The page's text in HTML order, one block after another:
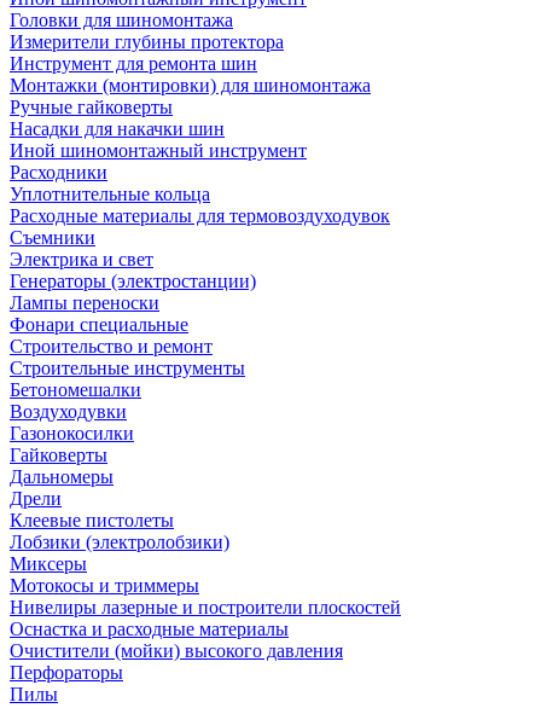
Головки для шиномонтажа
Измерители глубины протектора
Инструмент для ремонта шин
Монтажки (монтировки) для шиномонтажа
Ручные гайковерты
Насадки для накачки шин
Иной шиномонтажный инструмент
Расходники
Уплотнительные кольца
Расходные материалы для термовоздуходувок
Съемники
Электрика и свет
Генераторы (электростанции)
Лампы переноски
Фонари специальные
Строительство и ремонт
Строительные инструменты
Бетономешалки
Воздуходувки
Газонокосилки
Гайковерты
Дальномеры
Дрели
Клеевые пистолеты
Лобзики (электролобзики)
Миксеры
Мотокосы и триммеры
Нивелиры лазерные и построители плоскостей
Оснастка и расходные материалы
Очистители (мойки) высокого давления
Перфораторы
Пилы